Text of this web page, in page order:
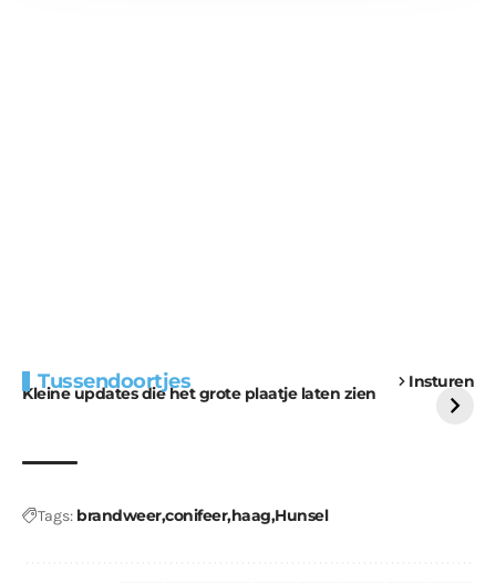
Tussendoortjes Insturen
Kleine updates die het grote plaatje laten zien
voor kabouters
uitdaging
Tags: brandweerconifeerhaag Hunsel